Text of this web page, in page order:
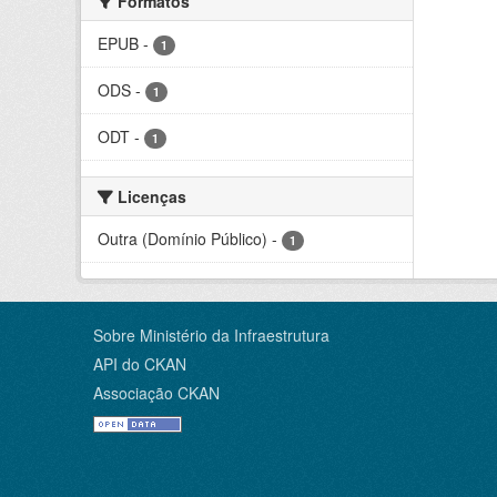
EPUB - 1
ODS - 1
ODT - 1
Licenças
Outra (Domínio Público) - 1
Sobre Ministério da Infraestrutura
API do CKAN
Associação CKAN